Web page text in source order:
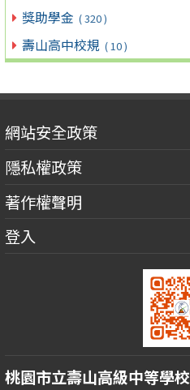
獎助學金 ( 320 )
壽山高中校規 ( 10 )
網站安全政策
隱私權政策
著作權聲明
登入
桃園市立壽山高級中等學校